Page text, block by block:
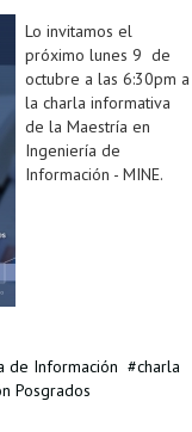
Lo invitamos el
próximo lunes 9 de
octubre a las 6:30pm a
la charla informativa
de la Maestría en
Ingeniería de
Información - MINE.
de Información
charla
Posgrados